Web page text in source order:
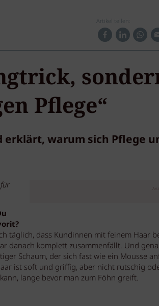
Artikel teilen:
Pflege“
erklärt, warum sich Pflege
täglich, dass Kundinnen mit feinem Haar
danach komplett zusammenfällt. Und
Schaum, der sich fast wie ein Mousse
ist soft und griffig, aber nicht rutschig
lange bevor man zum Föhn greift.